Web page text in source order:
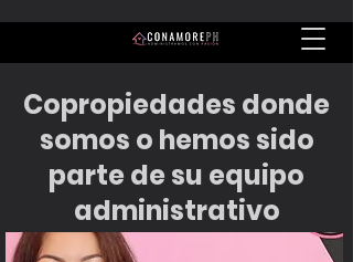
Copropiedades donde
somos o hemos sido
parte de su equipo
administrativo